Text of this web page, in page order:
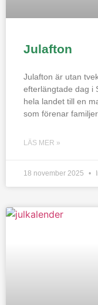
Julafton
Julafton är utan
efterlängtade dag i
hela landet till en
som förenar
LÄS MER »
18 november 2025